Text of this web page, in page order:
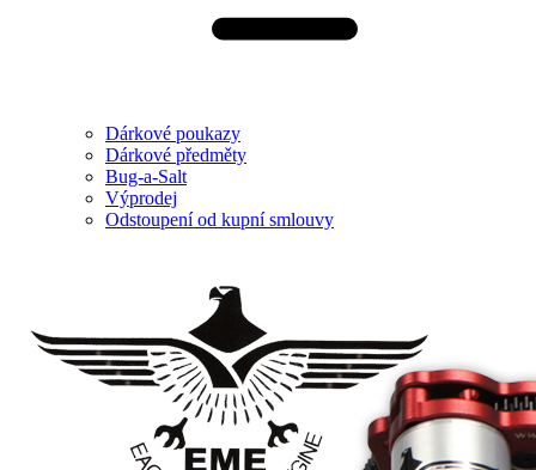
Dárkové poukazy
Dárkové předměty
Bug-a-Salt
Výprodej
Odstoupení od kupní smlouvy